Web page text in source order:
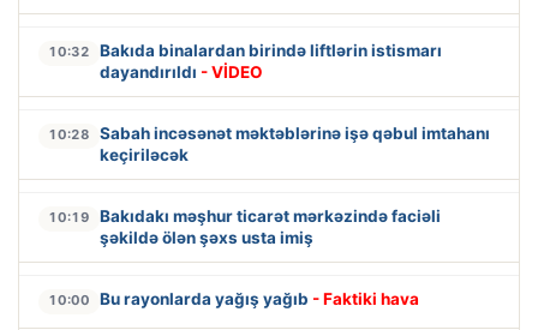
10:32
Bakıda binalardan birində liftlərin istismarı
dayandırıldı - VİDEO
10:28
Sabah incəsənət məktəblərinə işə qəbul imtahanı
keçiriləcək
10:19
Bakıdakı məşhur ticarət mərkəzində faciəli
şəkildə ölən şəxs usta imiş
10:00 Bu rayonlarda yağış yağıb - Faktiki hava